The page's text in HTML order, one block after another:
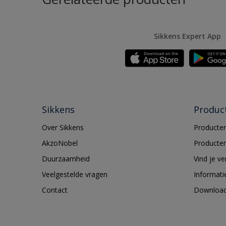
Sikkens Expert App
Sikkens
Over Sikkens
AkzoNobel
Duurzaamheid
Veelgestelde vragen
Contact
Vind je